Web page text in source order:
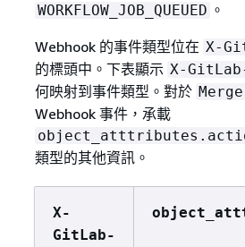
WORKFLOW_JOB_QUEUED 。
Webhook 的事件類型位在 X-
的標頭中。下表顯示 X-
何映射到事件類型。對於
Webhook 事件，承載
類型的其他資訊。
X-
GitLab-